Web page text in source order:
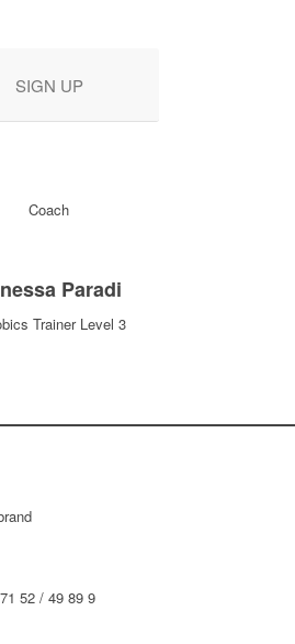
SIGN UP
Coach
Paradi
Trainer Level 3
52 / 49 89 9